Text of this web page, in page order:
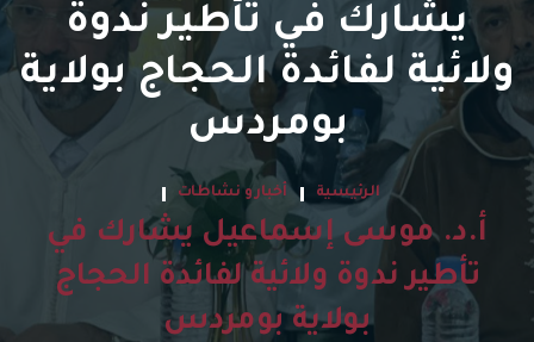
يشارك في تأطير ندوة
ولائية لفائدة الحجاج بولاية
بومردس
الرئيسية أخبار و نشاطات
أ.د. موسى إسماعيل يشارك في
تأطير ندوة ولائية لفائدة الحجاج
بولاية بومردس